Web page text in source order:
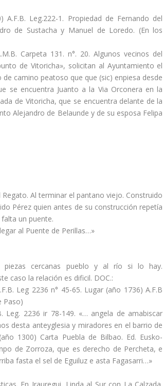
A.F.B. Leg.222-1. Propiedad de Fernando del
de Sustacha y Manuel de Loredo. (En los
Carpeta 131. n°. 20. Algunos vecinos del
de Vitoricha», solicitan al Ayuntamiento el
camino peatoso que que (sic) enpiesa desde
se encuentra Juanto a la Via Orconera en la
de Vitoricha, que se encuentra delante de la
Alejandro de Belaunde y de su esposa Felipa
Al terminar el pantano viejo. Construido
Pérez quien antes de su construcción repetí­a
un puente.
al Puente de Perillas…»
piezas cercanas pueblo y al rí­o si lo hay.
caso la relación es dificil. DOC.:
Leg 2236 n° 45-65. Lugar (año 1736) A.F.B
Paso)
Leg. 2236 ir 78-149. «… angela de amabiscar
desta anteyglesia y miradores en el barrio de
1300) Carta Puebla de Bilbao. Ed. Eusko-
de Zorroza, que es derecho de Percheta, e
fasta el sel de Eguiluz e asta Fagasarri…»